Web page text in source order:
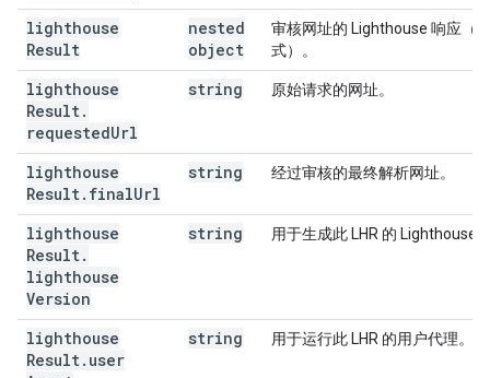
lighthouse
Result
nested
object
审核网址的 Lighthouse 响应（
式）。
lighthouse
Result.
requestedUrl
string 原始请求的网址。
lighthouse
Result. finalUrl
string 经过审核的最终解析网址。
lighthouse
Result.
lighthouse
Version
string 用于生成此 LHR 的 Lighthouse
lighthouse
Result. user
string 用于运行此 LHR 的用户代理。